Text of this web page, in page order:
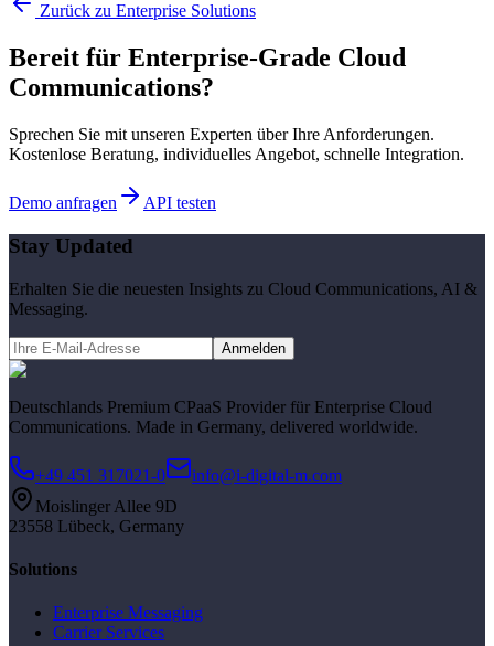
Zurück zu Enterprise Solutions
Bereit für Enterprise-Grade Cloud
Communications?
Sprechen Sie mit unseren Experten über Ihre Anforderungen.
Kostenlose Beratung, individuelles Angebot, schnelle Integration.
Demo anfragen API testen
Stay Updated
Erhalten Sie die neuesten Insights zu Cloud Communications, AI &
Messaging.
Anmelden
Deutschlands Premium CPaaS Provider für Enterprise Cloud
Communications. Made in Germany, delivered worldwide.
+49 451 317021-0
info@i-digital-m.com
Moislinger Allee 9D
23558 Lübeck, Germany
Solutions
Enterprise Messaging
Carrier Services